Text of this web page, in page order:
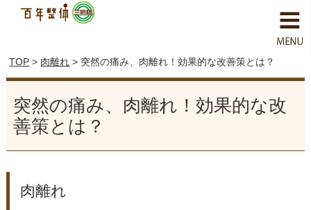
TOP > 肉離れ > 突然の痛み、肉離れ！効果的な改善策とは？
突然の痛み、肉離れ！効果的な改
善策とは？
肉離れ